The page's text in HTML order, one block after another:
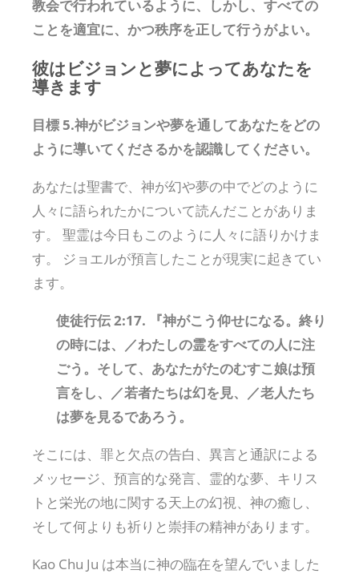
教会で行われているように、しかし、すべての
ことを適宜に、かつ秩序を正して行うがよい。
彼はビジョンと夢によってあなたを
導きます
目標 5.神がビジョンや夢を通してあなたをどの
ように導いてくださるかを認識してください。
あなたは聖書で、神が幻や夢の中でどのように
人々に語られたかについて読んだことがありま
す。 聖霊は今日もこのように人々に語りかけま
す。 ジョエルが預言したことが現実に起きてい
ます。
使徒行伝 2:17. 『神がこう仰せになる。終り
の時には、／わたしの霊をすべての人に注
ごう。そして、あなたがたのむすこ娘は預
言をし、／若者たちは幻を見、／老人たち
は夢を見るであろう。
そこには、罪と欠点の告白、異言と通訳による
メッセージ、預言的な発言、霊的な夢、キリス
トと栄光の地に関する天上の幻視、神の癒し、
そして何よりも祈りと崇拝の精神があります。
Kao Chu Ju は本当に神の臨在を望んでいました